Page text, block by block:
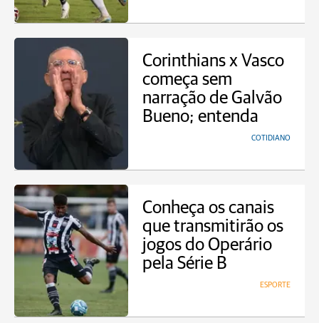
Corinthians x Vasco
começa sem
narração de Galvão
Bueno; entenda
COTIDIANO
Conheça os canais
que transmitirão os
jogos do Operário
pela Série B
ESPORTE